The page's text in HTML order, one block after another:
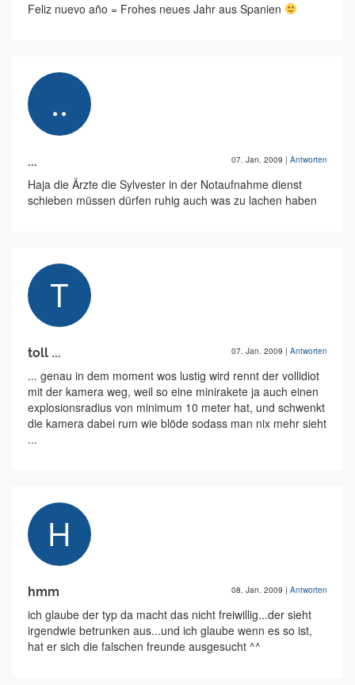
Feliz nuevo año = Frohes neues Jahr aus Spanien
... 07. Jan. 2009 | Antworten
Haja die Ärzte die Sylvester in der Notaufnahme dienst
schieben müssen dürfen ruhig auch was zu lachen haben
toll ... 07. Jan. 2009 | Antworten
... genau in dem moment wos lustig wird rennt der vollidiot
mit der kamera weg, weil so eine minirakete ja auch einen
explosionsradius von minimum 10 meter hat, und schwenkt
die kamera dabei rum wie blöde sodass man nix mehr sieht
...
hmm 08. Jan. 2009 | Antworten
ich glaube der typ da macht das nicht freiwillig...der sieht
irgendwie betrunken aus...und ich glaube wenn es so ist,
hat er sich die falschen freunde ausgesucht ^^